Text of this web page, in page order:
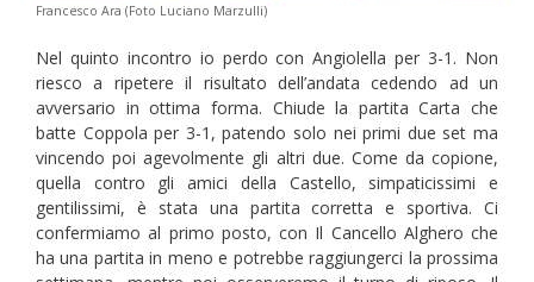
Francesco Ara (Foto Luciano Marzulli)
Nel quinto incontro io perdo con Angiolella per 3-1. Non
riesco a ripetere il risultato dell’andata cedendo ad un
avversario in ottima forma. Chiude la partita Carta che
batte Coppola per 3-1, patendo solo nei primi due set ma
vincendo poi agevolmente gli altri due. Come da copione,
quella contro gli amici della Castello, simpaticissimi e
gentilissimi, è stata una partita corretta e sportiva. Ci
confermiamo al primo posto, con Il Cancello Alghero che
ha una partita in meno e potrebbe raggiungerci la prossima